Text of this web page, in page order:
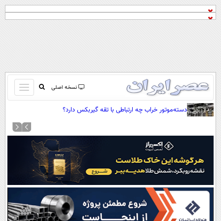
نسخه اصلی
باز
و
کردن
صفحه اول
آرشیو
نظرسنجی
آب و هوا
اوقات شرعی
سواد زندگی
دسته‌موتور خراب چه ارتباطی با تقه گیربکس دارد؟